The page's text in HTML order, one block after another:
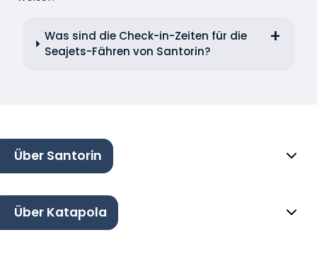
Was sind die Check-in-Zeiten für die
Seajets-Fähren von Santorin?
Über Santorin
Über Katapola